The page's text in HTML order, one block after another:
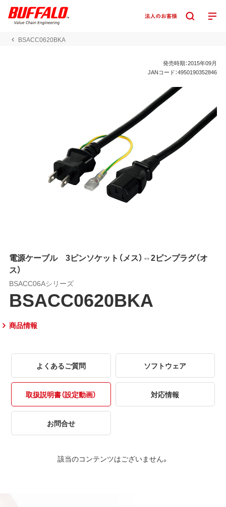
BSACC0620BKA
発売時期：2015年09月
JANコード：4950190352846
電源ケーブル 3ピンソケット（メス）⇔2ピンプラグ（オ
ス）
BSACC06Aシリーズ
BSACC0620BKA
商品情報
よくあるご質問 ソフトウェア
取扱説明書（設定動画） 対応情報
お問合せ
該当のコンテンツはございません。